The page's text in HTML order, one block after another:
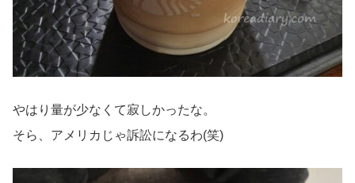
やはり量が少なくて寂しかったな。
そら、アメリカじゃ訴訟になるわ(笑)